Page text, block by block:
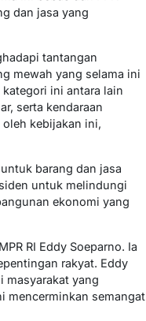
dan jasa yang
tantangan
mewah yang selama ini
kategori ini antara lain
serta kendaraan
kebijakan ini,
barang dan jasa
untuk melindungi
ekonomi yang
RI Eddy Soeparno. Ia
rakyat. Eddy
masyarakat yang
mencerminkan semangat